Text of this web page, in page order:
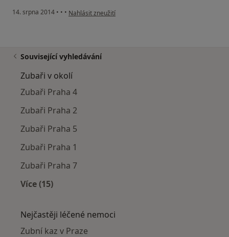
14. srpna 2014 • • • podle názoru uživatele Váš účet byl odstraněn
Nahlásit zneužití
Související vyhledávání
Zubaři v okolí
Zubaři Praha 4
Zubaři Praha 2
Zubaři Praha 5
Zubaři Praha 1
Zubaři Praha 7
Více (15)
Nejčastěji léčené nemoci
Zubní kaz v Praze